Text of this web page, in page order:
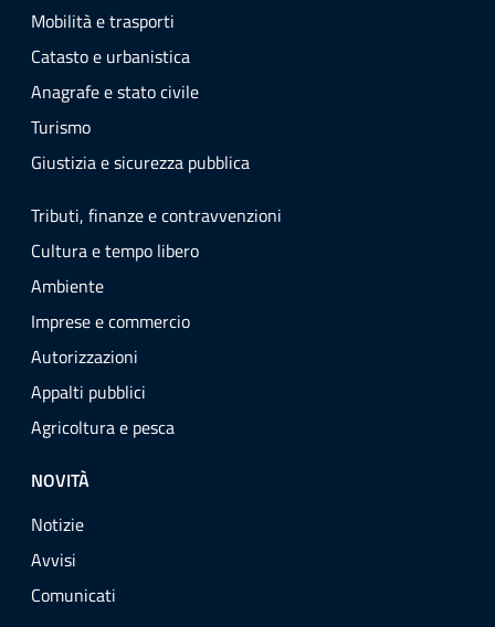
Mobilità e trasporti
Catasto e urbanistica
Anagrafe e stato civile
Turismo
Giustizia e sicurezza pubblica
Tributi, finanze e contravvenzioni
Cultura e tempo libero
Ambiente
Imprese e commercio
Autorizzazioni
Appalti pubblici
Agricoltura e pesca
NOVITÀ
Notizie
Avvisi
Comunicati